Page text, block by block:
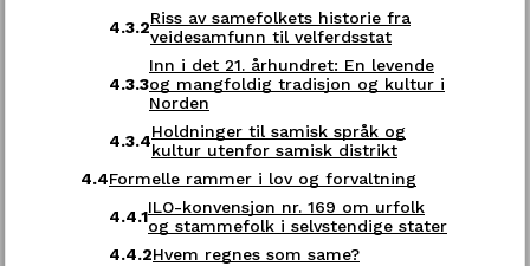
Her finner du oss
Fylkeshuset i Tromsø
Strandvegen 13
Åpningstid
Mandag - fredag kl. 08:00-15:00
Les mer om personvern hos oss
Kun nødvendige
Godta alle
4.3.2Riss av samefolkets historie fra
veidesamfunn til velferdsstat
4.3.3
Inn i det 21. århundret: En levende
og mangfoldig tradisjon og kultur i
Norden
4.3.4Holdninger til samisk språk og
kultur utenfor samisk distrikt
4.4Formelle rammer i lov og forvaltning
4.4.1ILO-konvensjon nr. 169 om urfolk
og stammefolk i selvstendige stater
4.4.2Hvem regnes som same?